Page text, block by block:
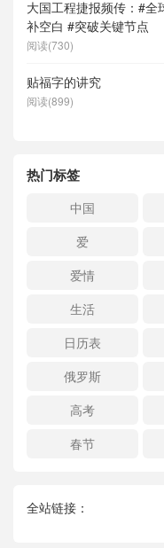
大国工程捷报频传：#
补空白 #突破关键节点
阅读(730)
贴福字的讲究
阅读(899)
热门标签
中国
爱
爱情
生活
日历表
俄罗斯
高考
春节
全站链接：